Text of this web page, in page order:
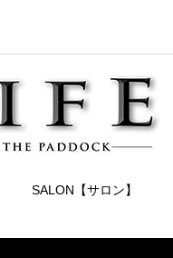
SALON【サロン】